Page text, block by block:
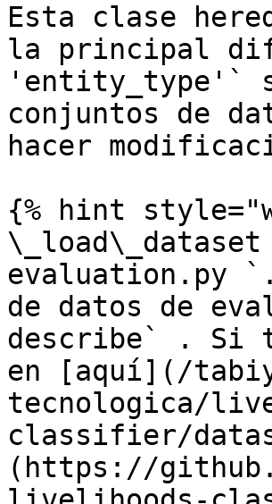
Esta clase
la principal
'entity_type'`
conjuntos de
hacer
{% hint
evaluation.py
de datos de
describe` . Si
en [aquí](/
tecnologica/
classifier/
(https://